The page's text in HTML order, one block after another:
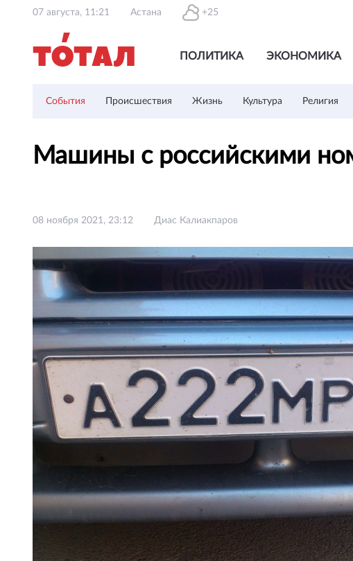
07 августа, 11:21 Астана +25
ПОЛИТИКА ЭКОНОМИКА
События Происшествия Жизнь Культура Религия
Машины с российскими
08 ноября 2021, 23:12 Диас Калиакпаров